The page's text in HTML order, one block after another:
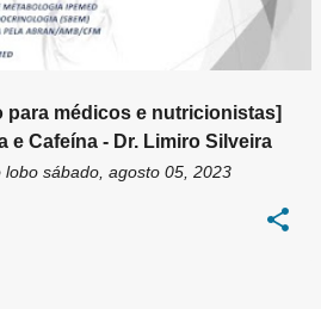
para médicos e nutricionistas]
e Cafeína - Dr. Limiro Silveira
lobo sábado, agosto 05, 2023